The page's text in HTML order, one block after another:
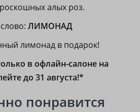
алых роз.
ЛИМОНАД
лимонад в подарок!
в офлайн-салоне на
до 31 августа!*
понравится